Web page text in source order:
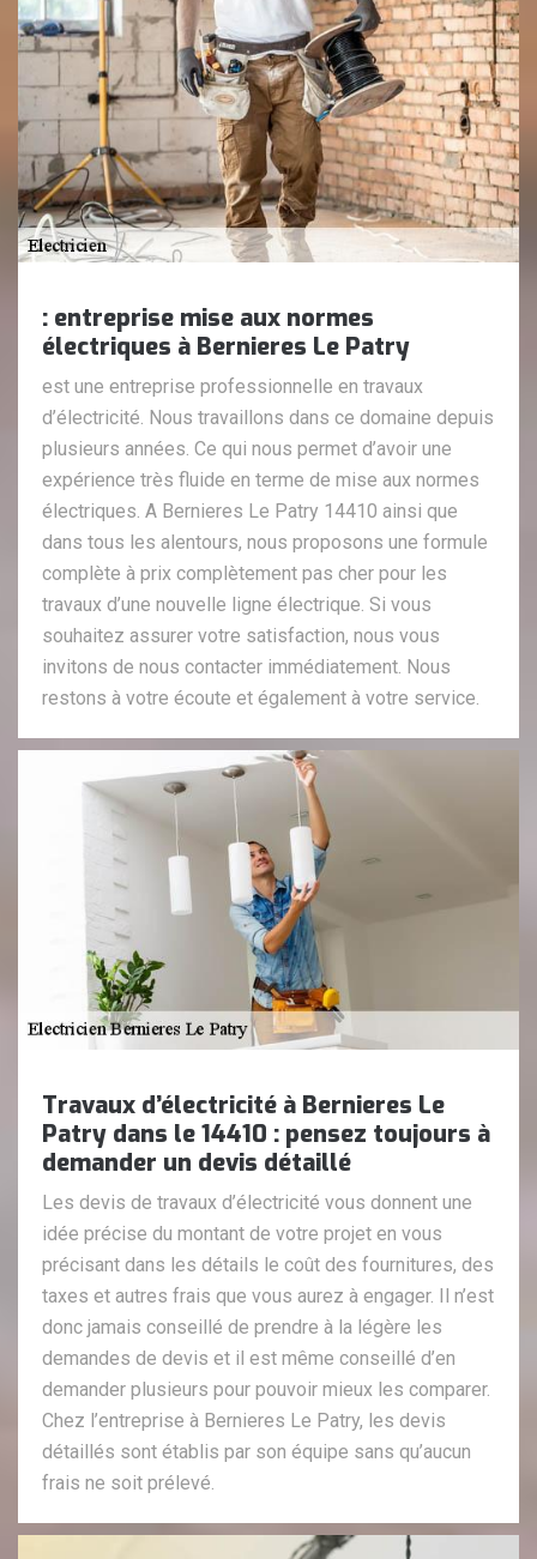
: entreprise mise aux normes
électriques à Bernieres Le Patry
est une entreprise professionnelle en travaux
d’électricité. Nous travaillons dans ce domaine depuis
plusieurs années. Ce qui nous permet d’avoir une
expérience très fluide en terme de mise aux normes
électriques. A Bernieres Le Patry 14410 ainsi que
dans tous les alentours, nous proposons une formule
complète à prix complètement pas cher pour les
travaux d’une nouvelle ligne électrique. Si vous
souhaitez assurer votre satisfaction, nous vous
invitons de nous contacter immédiatement. Nous
restons à votre écoute et également à votre service.
Travaux d’électricité à Bernieres Le
Patry dans le 14410 : pensez toujours à
demander un devis détaillé
Les devis de travaux d’électricité vous donnent une
idée précise du montant de votre projet en vous
précisant dans les détails le coût des fournitures, des
taxes et autres frais que vous aurez à engager. Il n’est
donc jamais conseillé de prendre à la légère les
demandes de devis et il est même conseillé d’en
demander plusieurs pour pouvoir mieux les comparer.
Chez l’entreprise à Bernieres Le Patry, les devis
détaillés sont établis par son équipe sans qu’aucun
frais ne soit prélevé.